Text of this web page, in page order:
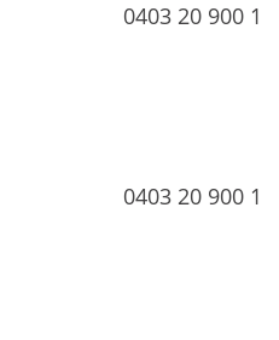
0403 20 900 1
0403 20 900 1